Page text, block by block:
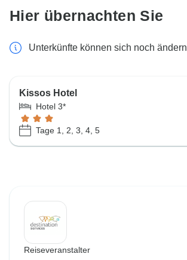
Hier übernachten Sie
Unterkünfte können sich noch ändern
Kissos Hotel
Hotel 3*
Tage 1, 2, 3, 4, 5
Reiseveranstalter